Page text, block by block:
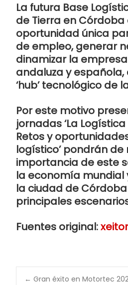
La futura Base
de Tierra en
oportunidad única
de empleo, generar
dinamizar la
andaluza y
‘hub’ tecnológico de
Por este motivo
jornadas ‘La
Retos y
logístico’ pondrán de
importancia de este
la economía mundial
la ciudad de
principales
Fuentes original:
← Gran éxito en Motortec